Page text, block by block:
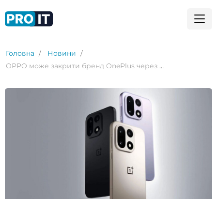
Головна
Новини
OPPO може закрити бренд OnePlus через різке зменшення продажів